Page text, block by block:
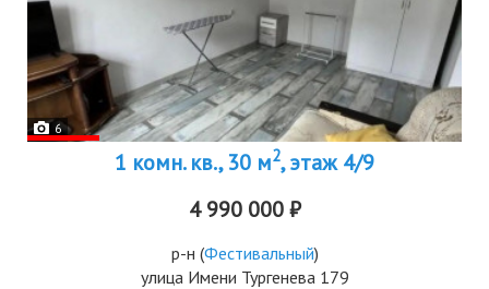
6
1 комн. кв., 30 м2, этаж 4/9
4 990 000 ₽
р-н (Фестивальный)
улица Имени Тургенева 179